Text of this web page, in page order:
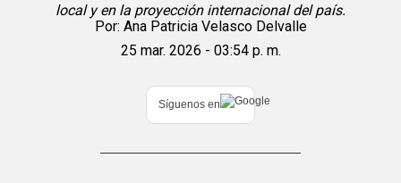
local y en la proyección internacional del país.
Por: Ana Patricia Velasco Delvalle
25 mar. 2026 - 03:54 p. m.
Síguenos en